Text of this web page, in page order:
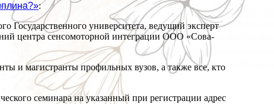
:
Государственного университета, ведущий эксперт
центра сенсомоторной интеграции ООО «Сова-
и магистранты профильных вузов, а также все, кто
семинара на указанный при регистрации адрес